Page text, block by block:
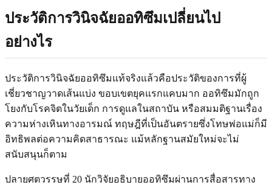
ประวัติการวินิจฉัยออทิซึมเปลี่ยนไป
อย่างไร
ประวัติการวินิจฉัยออทิซึมแท้จริงแล้วคือประวัติของการที่ผู้
เชี่ยวชาญวาดเส้นแบ่ง ขอบเขตยุคแรกแคบมาก ออทิซึมมักถูก
โยงกับโรคจิตในวัยเด็ก การดูแลในสถาบัน หรือสมมติฐานเรื่อง
ความห่างเหินทางอารมณ์ ทฤษฎีที่เป็นอันตรายซึ่งโทษพ่อแม่ก็มี
อิทธิพลต่อความคิดสาธารณะ แม้หลักฐานสมัยใหม่จะไม่
สนับสนุนก็ตาม
ปลายศตวรรษที่ 20 นักวิจัยอธิบายออทิซึมผ่านการสื่อสารทาง